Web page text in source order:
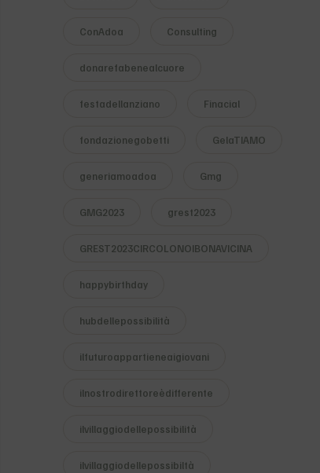
ConAdoa Consulting
donarefabenealcuore
festadellanziano Finacial
fondazionegobetti GelaTIAMO
generiamoadoa Gmg
GMG2023 grest2023
GREST2023CIRCOLONOIBONAVICINA
happybirthday
hubdellepossibilità
ilfuturoappartieneaigiovani
ilnostrodirettoreèdifferente
ilvillaggiodellepossibilità
ilvillaggiodellepossibiltà